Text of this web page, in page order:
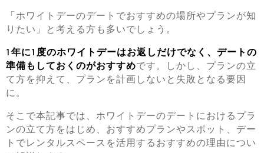
「ホワイトデーのデートでおすすめの場所やプランが知
りたい」と考える方も多いでしょう。
1年に1度のホワイトデーはお返しだけでなく、デートの
準備もしておくのがおすすめです。しかし、プランの立
て方を抑えて、プランを計画しないと失敗となる要因
に。
そこで本記事では、ホワイトデーのデートにおけるプラ
ンの立て方をはじめ、おすすめプランやスポット、デー
トでレンタルスペースを活用するおすすめの理由につい